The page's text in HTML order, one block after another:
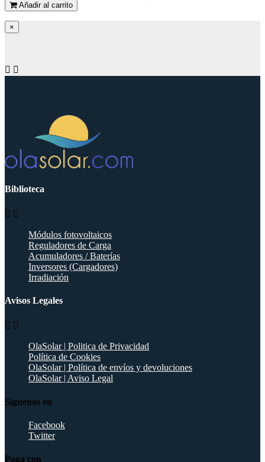
Añadir al carrito
×
 
Biblioteca
 
Módulos fotovoltaicos
Reguladores de Carga
Acumuladores / Baterías
Inversores (Cargadores)
Irradiación
Avisos Legales
 
OlaSolar | Politica de Privacidad
Política de Cookies
OlaSolar | Política de envíos y devoluciones
OlaSolar | Aviso Legal
Siguenos en
Facebook
Twitter
Paga con